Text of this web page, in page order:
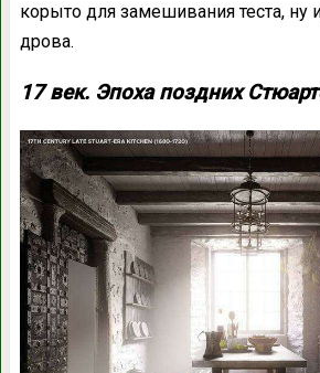
корыто для замешивания теста, ну
дрова.
17 век. Эпоха поздних